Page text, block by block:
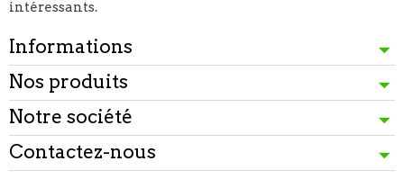
intéressants.
Informations
Nos produits
Notre société
Contactez-nous